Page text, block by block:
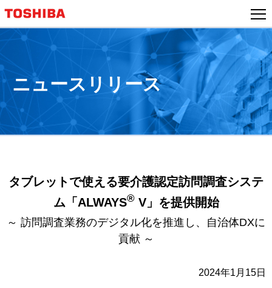
ン
プ
ニュースリリース
タブレットで使える要介護認定訪問調査システ
ム「ALWAYS®V」を提供開始
～ 訪問調査業務のデジタル化を推進し、自治体DXに
貢献 ～
2024年1月15日